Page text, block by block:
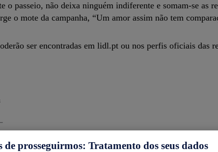
o passeio, não deixa ninguém indiferente e somam-se as
o mote da campanha, “Um amor assim não tem
ser encontradas em lidl.pt ou nos perfis oficiais das
de prosseguirmos: Tratamento dos seus dados